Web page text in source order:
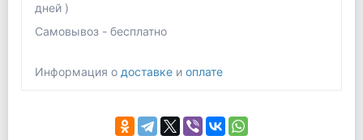
дней )
Самовывоз - бесплатно
Информация о доставке и оплате